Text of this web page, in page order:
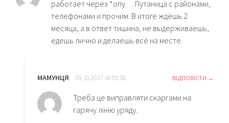
работает через *опу… Путаница с районами,
телефонами и прочим. В итоге ждёшь 2
месяца, а в ответ тишина, не выдерживаешь,
едешь лично и делаешь всё на месте.
МАМУНЦЯ 09.10.2017 at 09:58 ВІДПОВІСТИ
Треба це виправляти скаргами на
гарячу лінію уряду.